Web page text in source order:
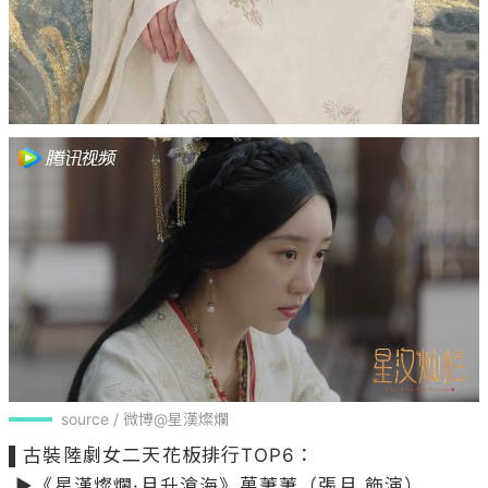
source / 微博@星漢燦爛
▌古裝陸劇女二天花板排行TOP6：